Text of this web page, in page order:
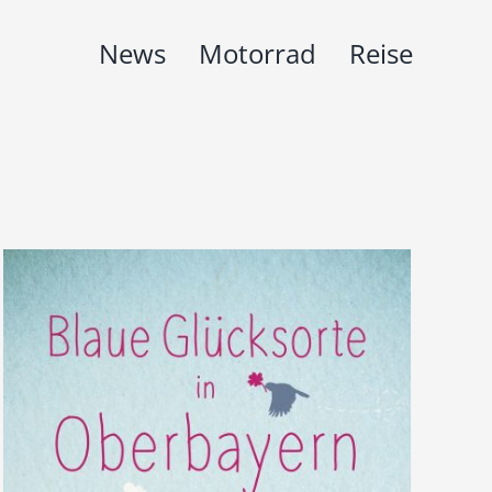
News Motorrad Reise